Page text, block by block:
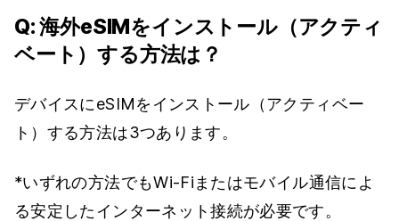
Q: 海外eSIMをインストール（アクティ
ベート）する方法は？
デバイスにeSIMをインストール（アクティベー
ト）する方法は3つあります。
*いずれの方法でもWi-Fiまたはモバイル通信によ
る安定したインターネット接続が必要です。